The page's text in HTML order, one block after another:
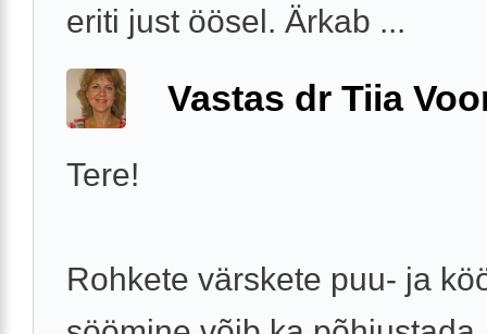
eriti just öösel. Ärkab ...
Vastas dr Tiia
Tere!
Rohkete värskete puu- ja